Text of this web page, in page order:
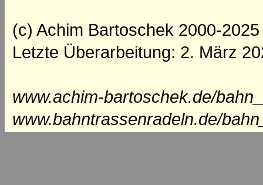
(c) Achim Bartoschek 2000-2025
Letzte Überarbeitung: 2. März
www.achim-bartoschek.de/
www.bahntrassenradeln.de/